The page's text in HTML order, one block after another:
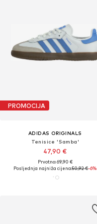
PROMOCIJA
ADIDAS ORIGINALS
Tenisice 'Samba'
47,90 €
Prvotno: 69,90 €
Posljednja najniža cijena:50,92 €-6%